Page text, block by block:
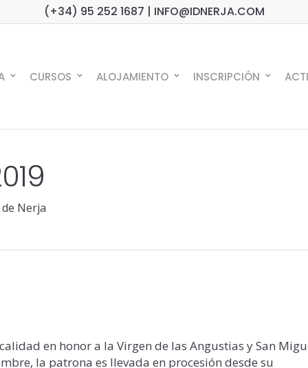
(+34) 95 252 1687 | INFO@IDNERJA.COM
CURSOS ALOJAMIENTO INSCRIPCIÓN
de Nerja
en honor a la Virgen de las Angustias y San
la patrona es llevada en procesión desde su